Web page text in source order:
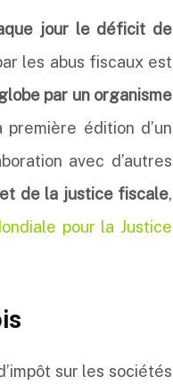
jour le déficit de
les abus fiscaux est
par un organisme
édition d’un
avec d’autres
de la justice fiscale,
pour la Justice
sur les sociétés